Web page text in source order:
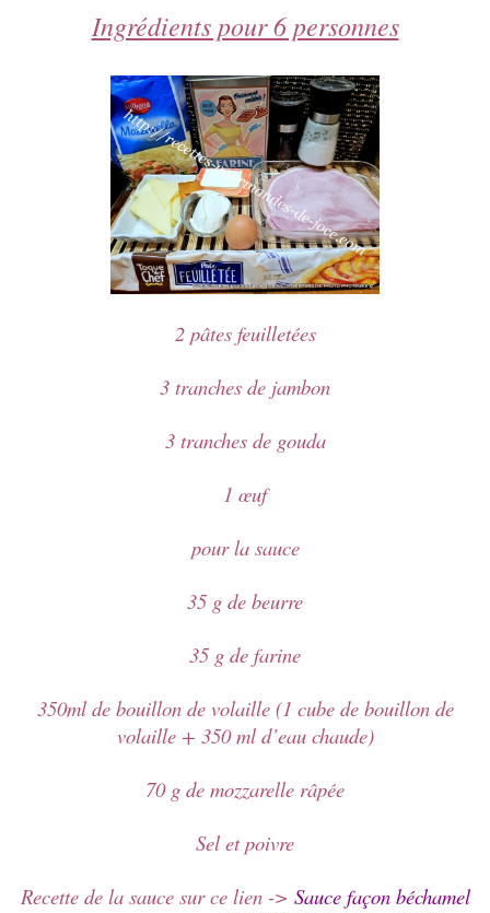
Ingrédients pour 6 personnes
2 pâtes feuilletées
3 tranches de jambon
3 tranches de gouda
1 œuf
pour la sauce
35 g de beurre
35 g de farine
350ml de bouillon de volaille (1 cube de bouillon de
volaille + 350 ml d’eau chaude)
70 g de mozzarelle râpée
Sel et poivre
Recette de la sauce sur ce lien -> Sauce façon béchamel